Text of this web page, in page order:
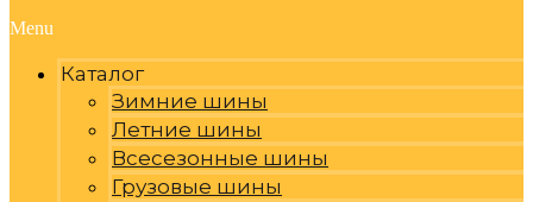
Menu
Каталог
Зимние шины
Летние шины
Всесезонные шины
Грузовые шины